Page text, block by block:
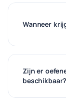
Wanneer
Zijn er
beschikbaar?